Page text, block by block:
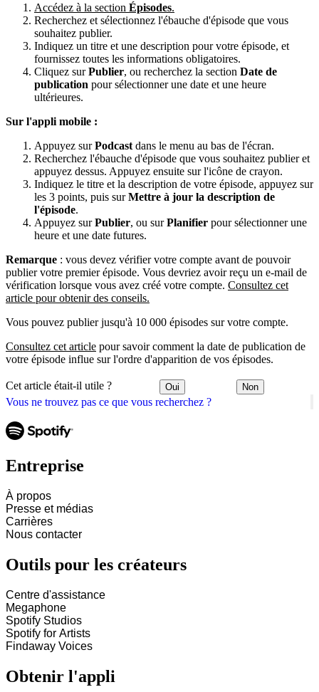
Vous ne trouvez pas ce que vous recherchez ?
Accédez à la section Épisodes.
Recherchez et sélectionnez l'ébauche d'épisode que vous
souhaitez publier.
Indiquez un titre et une description pour votre épisode, et
fournissez toutes les informations obligatoires.
Cliquez surPublier, ou recherchez la section Date de
publication pour sélectionner une date et une heure
ultérieures.
Sur l'appli mobile :
Appuyez surPodcast dans le menu au bas de l'écran.
Recherchez l'ébauche d'épisode que vous souhaitez publier et
appuyez dessus. Appuyez ensuite sur l'icône de crayon.
Indiquez le titre et la description de votre épisode, appuyez sur
les 3 points, puis surMettre à jour la description de
l'épisode.
Appuyez surPublier, ou surPlanifier pour sélectionner une
heure et une date futures.
Remarque : vous devez vérifier votre compte avant de pouvoir
publier votre premier épisode. Vous devriez avoir reçu un e-mail de
vérification lorsque vous avez créé votre compte. Consultez cet
article pour obtenir des conseils.
Vous pouvez publier jusqu'à 10 000 épisodes sur votre compte.
Consultez cet article pour savoir comment la date de publication de
votre épisode influe sur l'ordre d'apparition de vos épisodes.
Cet article était-il utile ? Oui Non
Entreprise
À propos
Presse et médias
Carrières
Nous contacter
Outils pour les créateurs
Centre d'assistance
Megaphone
Spotify Studios
Spotify for Artists
Findaway Voices
Obtenir l'appli